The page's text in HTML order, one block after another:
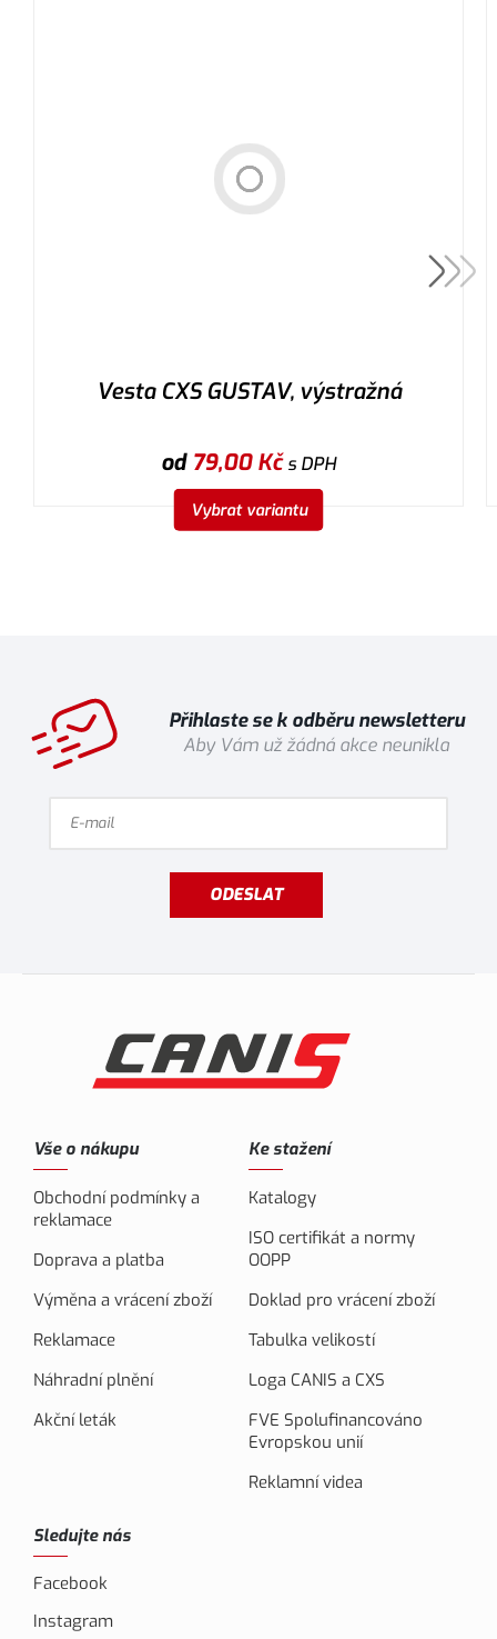
Vesta CXS GUSTAV, výstražná
od 79,00Kčs DPH
Vybrat variantu
Přihlaste se k odběru newsletteru
Aby Vám už žádná akce neunikla
ODESLAT
Vše o nákupu
Obchodní podmínky a
reklamace
Doprava a platba
Výměna a vrácení zboží
Reklamace
Náhradní plnění
Akční leták
Ke stažení
Katalogy
ISO certifikát a normy
OOPP
Doklad pro vrácení zboží
Tabulka velikostí
Loga CANIS a CXS
FVE Spolufinancováno
Evropskou unií
Reklamní videa
Sledujte nás
Facebook
Instagram